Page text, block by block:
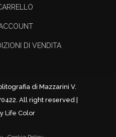
DI VENDITA
di Mazzarini V.
All right reserved |
Life Color